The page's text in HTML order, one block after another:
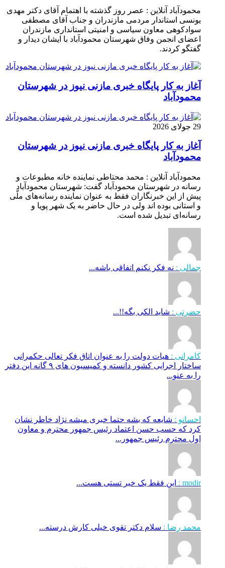
محمودآباد آنلاین : عصر روز گذشته با اهتمام آقای دکتر مهدی
یونسی استاندار مردمی مازندران و جناب آقای مصطفی
سوادکوهی معاون سیاسی و امنیتی استانداری مازندران
اعضای انجمن وفاق شهرستان محمودآباد با ایشان دیدار و
گفتگو کردند.
آغاز به کار پایگاه خبری مازنی نیوز در شهرستان
محمودآباد
29 جولای 2026
آغاز به کار پایگاه خبری مازنی نیوز در شهرستان
محمودآباد
محمودآباد آنلاین : محمد محتاطی نماینده خانه مطبوعات و
رسانه در شهرستان محمودآباد گفت: شهرستان محمودآباد
پیش از این خبرنگاران فقط به عنوان نماینده رسانه‌های ملّی
و استانی بوده اند ولی در حال حاضر به یک شهر پویا و
رسانه‌ای تبدیل شده است.
جمالی : نه فکر نکنم اتفاقی باشه...
حضرتی : شاید الکی بگه!!...
کامرانی : هیات دولت را به عنوان اتاق فکر تعالی حکمرانی
ساختار اجرایی کشور دانسته و کمیسیون های ۹ گانه این دفتر
را به عنو...
احسانو : شایعه که بشه حتما خبری میشه نژاد خاطر نشان
کرد که حسب حسن اعتماد رئیس جمهور محترم و معاون
اول محترم رئیس جمهور...
modir : این فقط یک خبر تستی هست...
محمد رضا : سلام دکتر تقوی خیلی کارش درسته...